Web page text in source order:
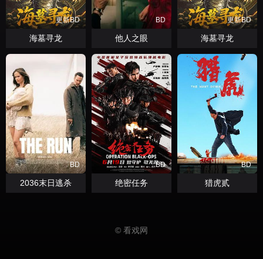
更新BD
海墓寻龙
BD
他人之眼
更新BD
海墓寻龙
BD
2036末日逃杀
BD
绝密任务
BD
猎虎贰
© 看戏网